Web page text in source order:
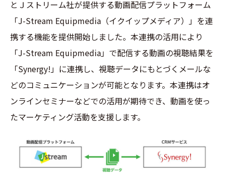
とＪストリーム社が提供する動画配信プラットフォーム
「J-Stream Equipmedia（イクイップメディア）」を連
携する機能を提供開始しました。本連携の活用により
「J-Stream Equipmedia」で配信する動画の視聴結果を
「Synergy!」に連携し、視聴データにもとづくメールな
どのコミュニケーションが可能となります。本連携はオ
ンラインセミナーなどでの活用が期待でき、動画を使っ
たマーケティング活動を支援します。